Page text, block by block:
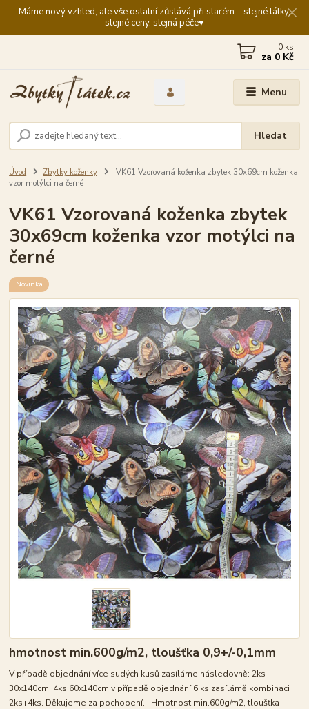
Máme nový vzhled, ale vše ostatní zůstává při starém – stejné látky,
stejné ceny, stejná péče♥️
Menu
Hledat
0 ks
za 0 Kč
Úvod Zbytky koženky
VK61 Vzorovaná koženka zbytek 30x69cm koženka
vzor motýlci na černé
VK61 Vzorovaná koženka zbytek
30x69cm koženka vzor motýlci na
černé
Novinka
hmotnost min.600g/m2, tloušťka 0,9+/-0,1mm
V případě objednání více sudých kusů zasíláme následovně: 2ks
30x140cm, 4ks 60x140cm v případě objednání 6 ks zasílámě kombinaci
2ks+4ks. Děkujeme za pochopení. Hmotnost min.600g/m2, tloušťka